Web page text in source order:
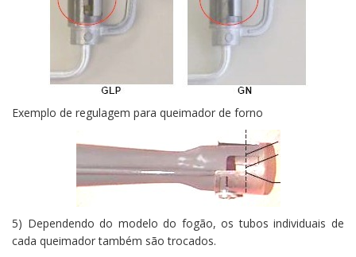
Exemplo de regulagem para queimador de forno
5) Dependendo do modelo do fogão, os tubos individuais de
cada queimador também são trocados.